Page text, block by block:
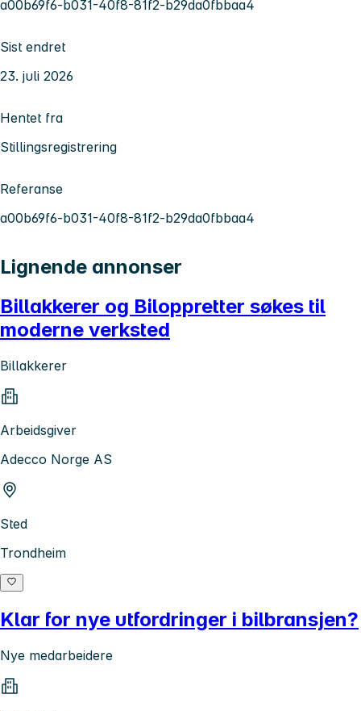
a00b69f6-b031-40f8-81f2-b29da0fbbaa4
Sist endret
23. juli 2026
Hentet fra
Stillingsregistrering
Referanse
a00b69f6-b031-40f8-81f2-b29da0fbbaa4
Lignende annonser
Billakkerer og Biloppretter søkes til
moderne verksted
Billakkerer
Arbeidsgiver
Adecco Norge AS
Sted
Trondheim
Klar for nye utfordringer i bilbransjen?
Nye medarbeidere